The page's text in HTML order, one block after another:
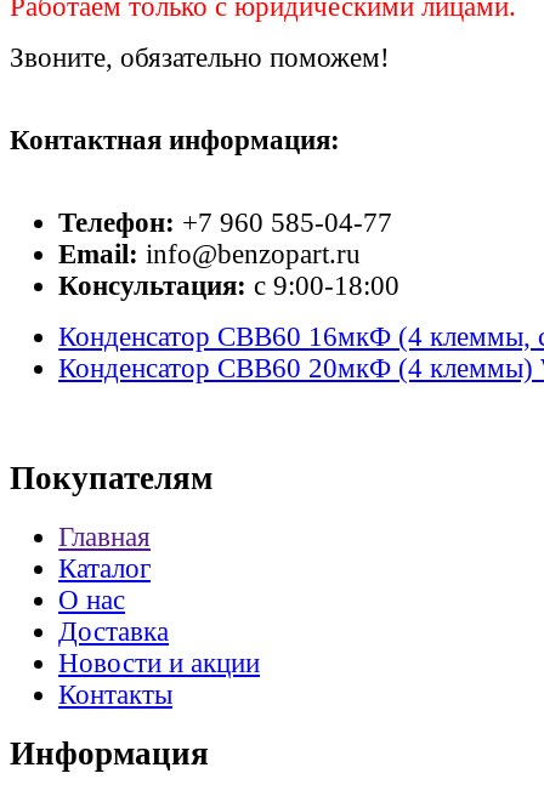
Работаем только с юридическими лицами.
Звоните, обязательно поможем!
Контактная информация:
Телефон: +7 960 585-04-77
Email: info@benzopart.ru
Консультация: с 9:00-18:00
Конденсатор СВВ60 16мкФ (4 клеммы,
Конденсатор СВВ60 20мкФ (4 клеммы)
Покупателям
Главная
Каталог
О нас
Доставка
Новости и акции
Контакты
Информация